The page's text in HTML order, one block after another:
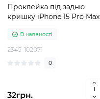
Проклейка під задню
кришку iPhone 15 Pro Max
В наявності
2345-102071
0
32грн.